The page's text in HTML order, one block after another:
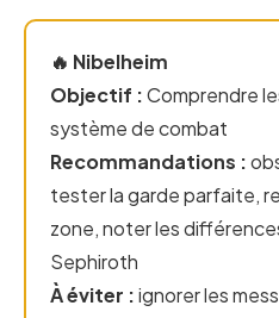
🔥 Nibelheim
Objectif :Comprendre
système de combat
Recommandations :
tester la garde parfaite,
zone, noter les
Sephiroth
À éviter :ignorer les